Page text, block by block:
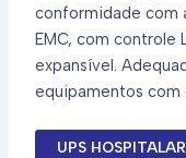
conformidade com
EMC, com controle
expansível.
equipamentos com
UPS